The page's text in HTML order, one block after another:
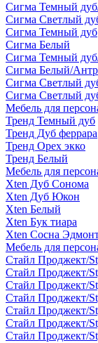
Сигма Темный
Сигма Светлый
Сигма Темный дуб
Сигма Белый
Сигма Темный
Сигма Белый/
Сигма Светлый
Сигма Светлый
Мебель для
Тренд Темный дуб
Тренд Дуб феррара
Тренд Орех экко
Тренд Белый
Мебель для
Xten Дуб Сонома
Xten Дуб Юкон
Xten Белый
Xten Бук тиара
Xten Сосна
Мебель для
Стайл Проджект/
Стайл Проджект/
Стайл Проджект/
Стайл Проджект/
Стайл Проджект/
Стайл Проджект/
Стайл Проджект/